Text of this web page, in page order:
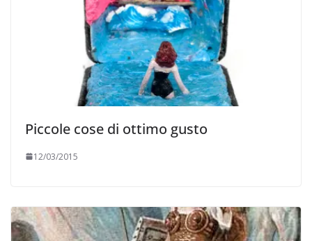
Piccole cose di ottimo gusto
12/03/2015